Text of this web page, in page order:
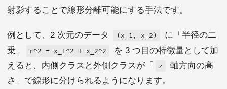
射影することで線形分離可能にする手法です。
例として、2 次元のデータ (x_1, x_2)
に「半径の二
乗」
r^2 = x_1^2 + x_2^2
を 3 つ目の特徴量として加
えると、内側クラスと外側クラスが「
z
軸方向の高
さ」で線形に分けられるようになります。